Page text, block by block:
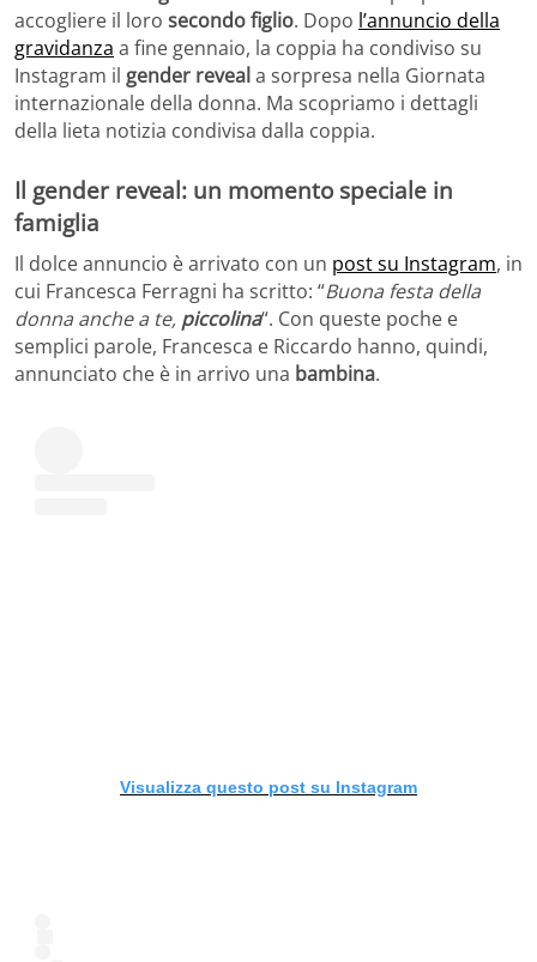
accogliere il loro secondo figlio. Dopo l’annuncio della
gravidanza a fine gennaio, la coppia ha condiviso su
Instagram il gender reveal a sorpresa nella Giornata
internazionale della donna. Ma scopriamo i dettagli
della lieta notizia condivisa dalla coppia.
Il gender reveal: un momento speciale in
famiglia
Il dolce annuncio è arrivato con un post su Instagram, in
cui Francesca Ferragni ha scritto: “Buona festa della
donna anche a te, piccolina“. Con queste poche e
semplici parole, Francesca e Riccardo hanno, quindi,
annunciato che è in arrivo una bambina.
Visualizza questo post su Instagram